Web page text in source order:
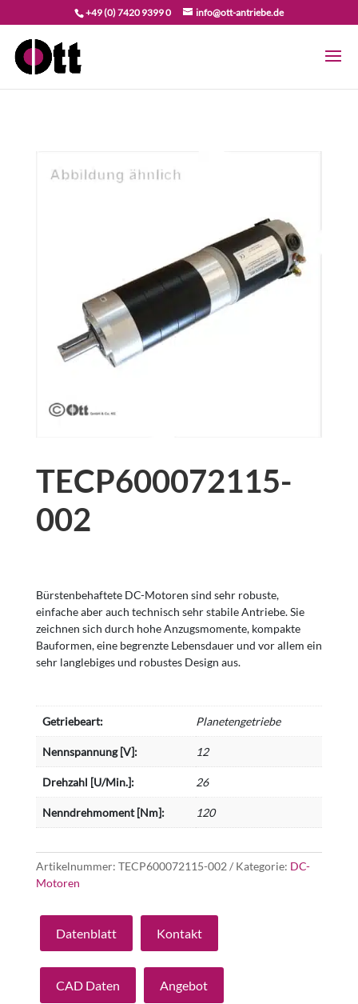
+49 (0) 7420 9399 0 info@ott-antriebe.de
TECP600072115-
002
Bürstenbehaftete DC-Motoren sind sehr robuste,
einfache aber auch technisch sehr stabile Antriebe. Sie
zeichnen sich durch hohe Anzugsmomente, kompakte
Bauformen, eine begrenzte Lebensdauer und vor allem ein
sehr langlebiges und robustes Design aus.
Getriebeart: Planetengetriebe
Nennspannung [V]: 12
Drehzahl [U/Min.]: 26
Nenndrehmoment [Nm]: 120
Artikelnummer: TECP600072115-002 Kategorie: DC-
Motoren
Datenblatt Kontakt
CAD Daten Angebot